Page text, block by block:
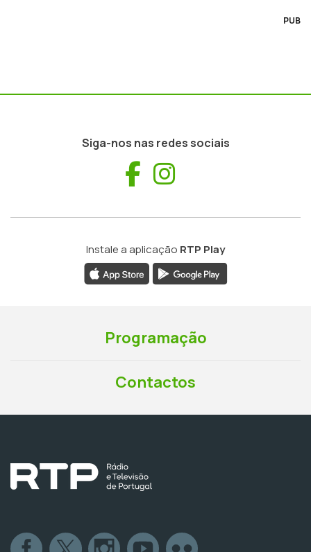
PUB
Siga-nos nas redes sociais
Facebook
Instale a aplicação RTP Play
Programação
Contactos